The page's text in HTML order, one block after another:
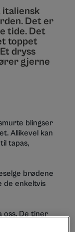
italiensk
Det er
tide. Det
toppet
dryss
gjerne
blingser
Allikevel kan
tapas,
brødene
de enkeltvis
oss. De tiner